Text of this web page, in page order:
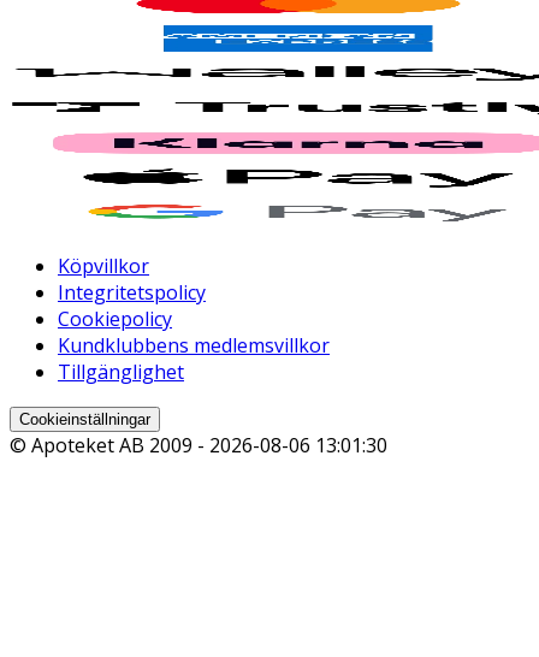
Köpvillkor
Integritetspolicy
Cookiepolicy
Kundklubbens medlemsvillkor
Tillgänglighet
Cookieinställningar
© Apoteket AB 2009 - 2026-08-06 13:01:30